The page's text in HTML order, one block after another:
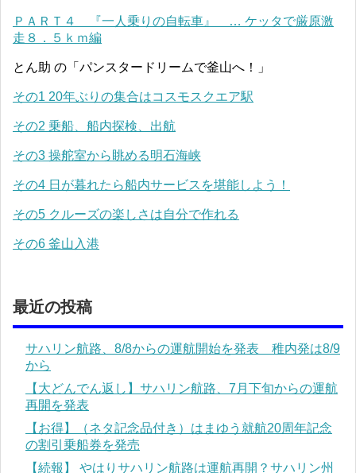
ＰＡＲＴ４ 『一人乗りの自転車』 … ケッタで厳原激
走８．５ｋｍ編
とん助 の「パンスタードリームで釜山へ！」
その1 20年ぶりの集合はコスモスクエア駅
その2 乗船、船内探検、出航
その3 操舵室から眺める明石海峡
その4 日が暮れたら船内サービスを堪能しよう！
その5 クルーズの楽しさは自分で作れる
その6 釜山入港
最近の投稿
サハリン航路、8/8からの運航開始を発表 稚内発は8/9
から
【大どんでん返し】サハリン航路、7月下旬からの運航
再開を発表
【お得】（ネタ記念品付き）はまゆう就航20周年記念
の割引乗船券を発売
【続報】 やはりサハリン航路は運航再開？サハリン州